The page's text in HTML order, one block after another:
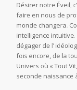
Désirer notre Éveil,
faire en nous de
monde changera.
intelligence intuitive.
dégager de l’
fois encore, de la
Univers où « Tout
seconde naissance